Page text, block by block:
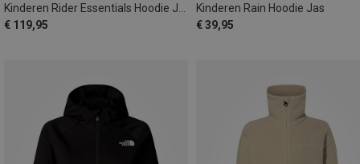
€ 119,95
Kinderen Rain Hoodie Jas
€ 39,95